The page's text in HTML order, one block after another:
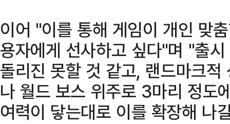
이어 "이를 통해 게임이 개인 맞
용자에게 선사하고 싶다"며 "출
돌리진 못할 것 같고, 랜드마크
나 월드 보스 위주로 3마리 정도
여력이 닿는대로 이를 확장해 나